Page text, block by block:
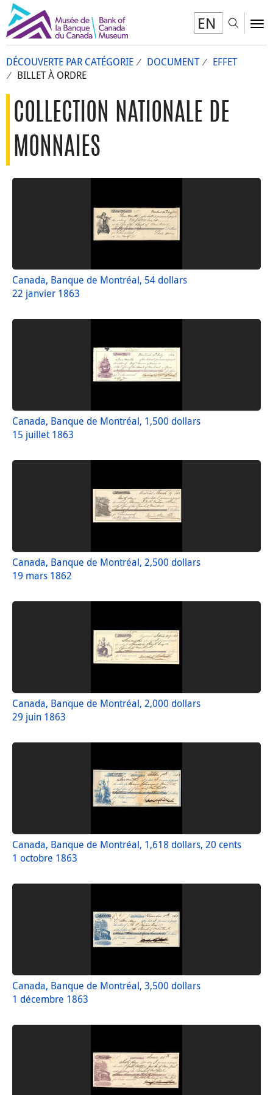
EN
DÉCOUVERTE PAR CATÉGORIE DOCUMENT
EFFET
BILLET À ORDRE
COLLECTION NATIONALE DE
MONNAIES
Canada, Banque de Montréal, 54 dollars
22 janvier 1863
Canada, Banque de Montréal, 1,500 dollars
15 juillet 1863
Canada, Banque de Montréal, 2,500 dollars
19 mars 1862
Canada, Banque de Montréal, 2,000 dollars
29 juin 1863
Canada, Banque de Montréal, 1,618 dollars, 20 cents
1 octobre 1863
Canada, Banque de Montréal, 3,500 dollars
1 décembre 1863